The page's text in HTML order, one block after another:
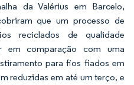
da Valérius em Barcelo,
que um processo de
reciclados de qualidade
em comparação com uma
para fios fiados em
reduzidas em até um terço, e